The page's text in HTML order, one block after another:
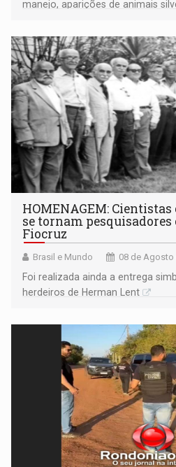
manejo, aparições de animais
HOMENAGEM:
se tornam
Fiocruz
Brasil e Mundo 08 de Agosto
Foi realizada ainda a entrega
herdeiros de Herman Lent